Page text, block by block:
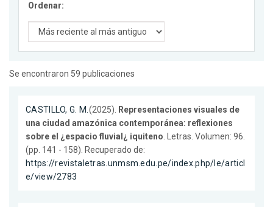
Ordenar:
Se encontraron 59 publicaciones
CASTILLO, G. M.(2025). Representaciones visuales de
una ciudad amazónica contemporánea: reflexiones
sobre el ¿espacio fluvial¿ iquiteno. Letras. Volumen: 96.
(pp. 141 - 158). Recuperado de:
https://revistaletras.unmsm.edu.pe/index.php/le/articl
e/view/2783